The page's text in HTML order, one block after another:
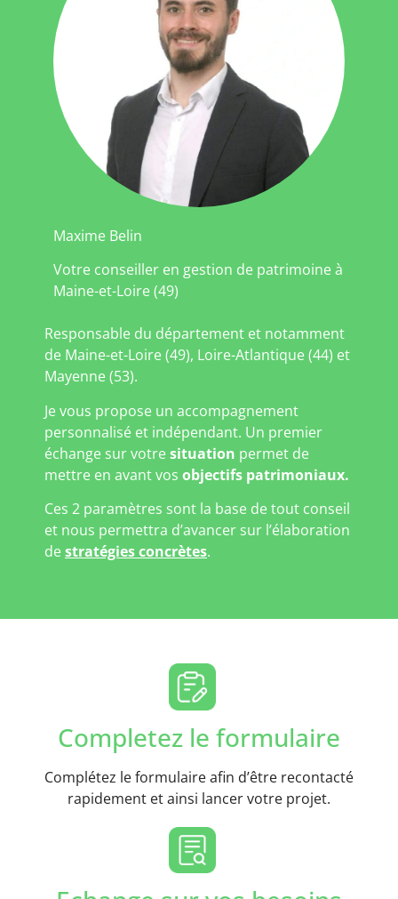
Maxime Belin
Votre conseiller en gestion de patrimoine à
Maine-et-Loire (49)
Responsable du département et notamment
de Maine-et-Loire (49), Loire-Atlantique (44) et
Mayenne (53).
Je vous propose un accompagnement
personnalisé et indépendant. Un premier
échange sur votresituation permet de
mettre en avant vos objectifs patrimoniaux.
Ces 2 paramètres sont la base de tout conseil
et nous permettra d’avancer sur l’élaboration
destratégies concrètes.
Completez le formulaire
Complétez le formulaire afin d’être recontacté
rapidement et ainsi lancer votre projet.